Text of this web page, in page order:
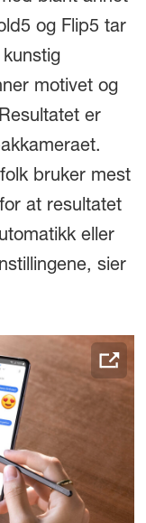
og Flip5 tar
motivet og
er
bruker mest
at resultatet
eller
sier